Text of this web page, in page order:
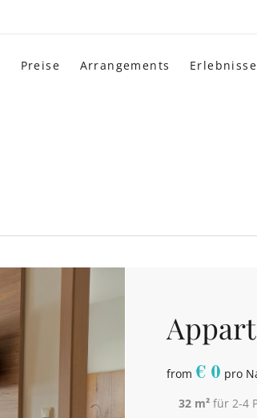
Preise Arrangements Erlebnisse
from €0 pro
32 m²für 2-4